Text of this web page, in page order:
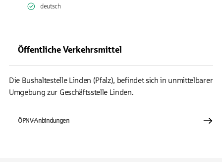
deutsch
Öffentliche Verkehrsmittel
Die Bushaltestelle Linden (Pfalz), befindet sich in unmittelbarer
Umgebung zur Geschäftsstelle Linden.
ÖPNV-Anbindungen